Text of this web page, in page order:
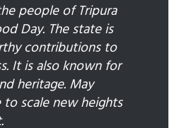
people of Tripura
Day. The state is
contributions to
It is also known for
heritage. May
to scale new heights